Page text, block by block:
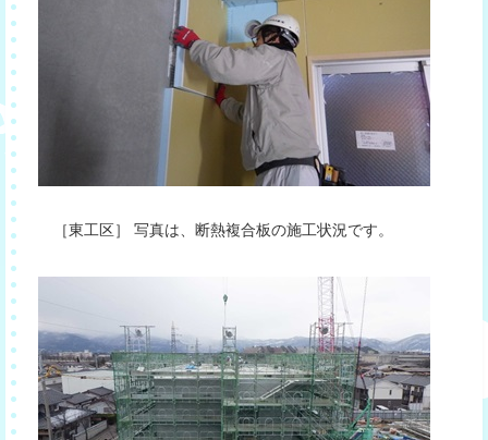
［東工区］ 写真は、断熱複合板の施工状況です。